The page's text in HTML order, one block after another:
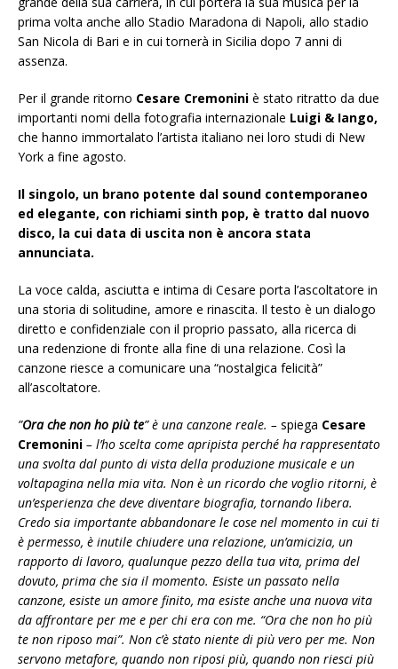
prima volta anche allo Stadio Maradona di Napoli, allo stadio
San Nicola di Bari e in cui tornerà in Sicilia dopo 7 anni di
assenza.
Per il grande ritorno Cesare Cremonini è stato ritratto da due
importanti nomi della fotografia internazionale Luigi & Iango,
che hanno immortalato l’artista italiano nei loro studi di New
York a fine agosto.
Il singolo, un brano potente dal sound contemporaneo
ed elegante, con richiami sinth pop, è tratto dal nuovo
disco, la cui data di uscita non è ancora stata
annunciata.
La voce calda, asciutta e intima di Cesare porta l’ascoltatore in
una storia di solitudine, amore e rinascita. Il testo è un dialogo
diretto e confidenziale con il proprio passato, alla ricerca di
una redenzione di fronte alla fine di una relazione. Così la
canzone riesce a comunicare una “nostalgica felicità”
all’ascoltatore.
”Ora che non ho più te” è una canzone reale. – spiega Cesare
Cremonini – l’ho scelta come apripista perché ha rappresentato
una svolta dal punto di vista della produzione musicale e un
voltapagina nella mia vita. Non è un ricordo che voglio ritorni, è
un’esperienza che deve diventare biografia, tornando libera.
Credo sia importante abbandonare le cose nel momento in cui ti
è permesso, è inutile chiudere una relazione, un’amicizia, un
rapporto di lavoro, qualunque pezzo della tua vita, prima del
dovuto, prima che sia il momento. Esiste un passato nella
canzone, esiste un amore finito, ma esiste anche una nuova vita
da affrontare per me e per chi era con me. “Ora che non ho più
te non riposo mai”. Non c’è stato niente di più vero per me. Non
servono metafore, quando non riposi più, quando non riesci più